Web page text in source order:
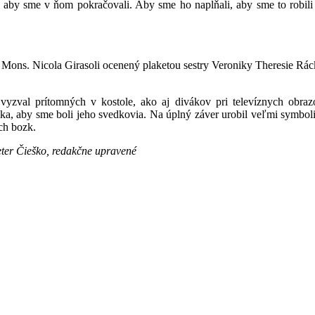
aby sme v ňom pokračovali. Aby sme ho napĺňali, aby sme to
Nicola Girasoli ocenený plaketou sestry Veroniky Theresie
prítomných v kostole, ako aj divákov pri televíznych
aby sme boli jeho svedkovia. Na úplný záver urobil veľmi
bozk.
Čieško, redakčne upravené